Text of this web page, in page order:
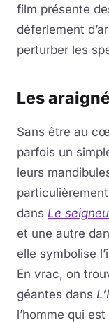
film présente
déferlement
perturber les
Les
Sans être au
parfois un
leurs
dans Le
et une autre
elle symbolise
En vrac, on
géantes dans
l’homme qui